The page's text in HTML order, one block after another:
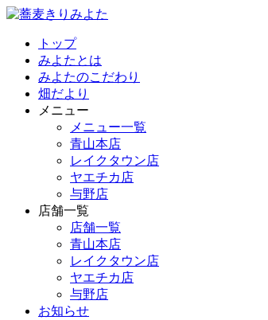
トップ
みよたとは
みよたのこだわり
畑だより
メニュー
メニュー一覧
青山本店
レイクタウン店
ヤエチカ店
与野店
店舗一覧
店舗一覧
青山本店
レイクタウン店
ヤエチカ店
与野店
お知らせ